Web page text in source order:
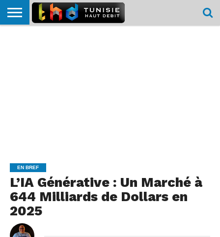
EN BREF
L’IA Générative : Un Marché à
644 Milliards de Dollars en
2025